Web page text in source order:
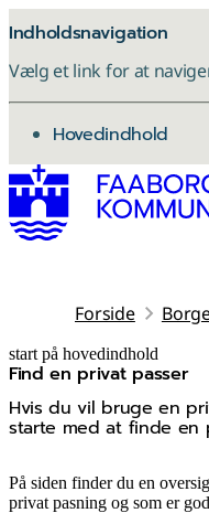
Indholdsnavigation
Vælg et link for at
gå til
Hovedindhold
Forside
start på hovedindhold
Find en privat passer
Hvis du vil bruge en
starte med at finde en
senest opdateret 6. juli 2026
På siden finder du en
privat pasning og som er